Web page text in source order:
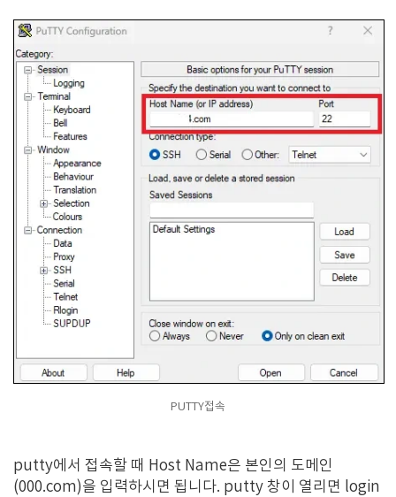
PUTTY접속
putty에서 접속할 때 Host Name은 본인의 도메인
(000.com)을 입력하시면 됩니다. putty 창이 열리면 login